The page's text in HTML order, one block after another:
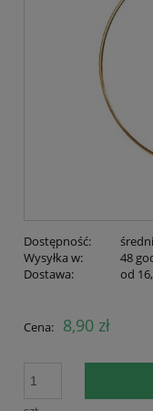
Dostępność:
Wysyłka w:
48
Dostawa:
od
Cena nie zawiera
Cena: 8,90 zł